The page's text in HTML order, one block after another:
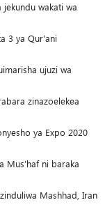
jekundu wakati wa
3 ya Qur'ani
ujuzi wa
zinazoelekea
ya Expo 2020
Mus’haf ni baraka
Mashhad, Iran